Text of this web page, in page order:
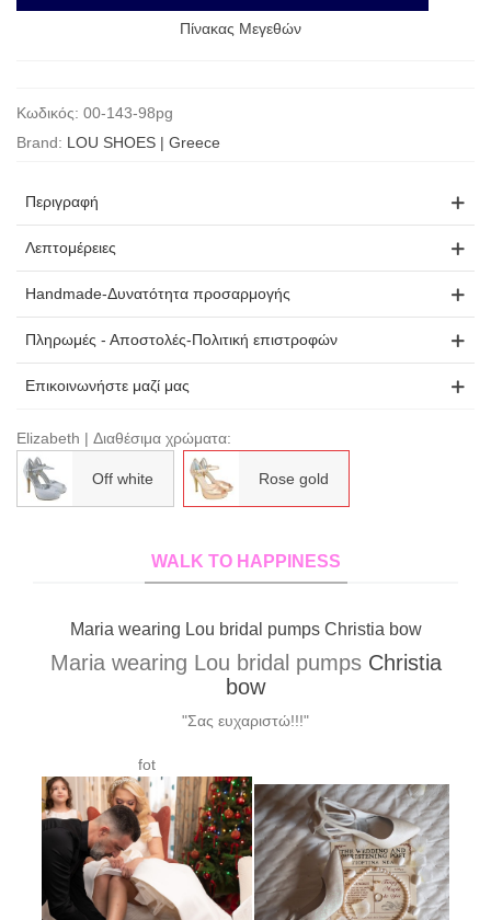
Πίνακας Μεγεθών
Κωδικός: 00-143-98pg
Brand: LOU SHOES | Greece
Περιγραφή
Λεπτομέρειες
Handmade-Δυνατότητα προσαρμογής
Πληρωμές - Αποστολές-Πολιτική επιστροφών
Επικοινωνήστε μαζί μας
Elizabeth | Διαθέσιμα χρώματα:
Off white Rose gold
WALK TO HAPPINESS
Xrysa wearing Lou bridal pumps Elvira custom made
Xrysa wearing Lou bridal pumpsElvira
custom made
"Σας ευχαριστώ για τα υπέροχα γοβάκια!!! Έκαναν